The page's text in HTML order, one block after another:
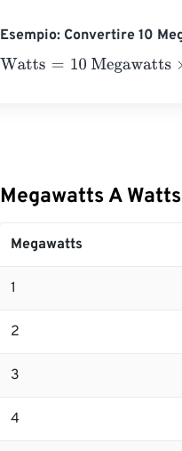
Esempio: Convertire 10
Watts= 10 Megawatts×
Megawatts A
Megawatts
1
2
3
4